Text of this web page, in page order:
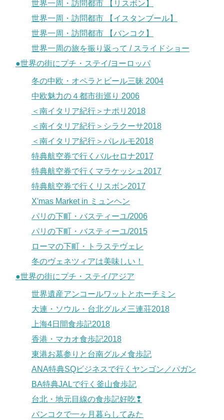
世界一周・訪問都市 【リスボン】
世界一周・訪問都市 【イスタンブール】
世界一周・訪問都市 【バンコク】
世界一周の旅を振り返って / スライドショー
●世界の街にプチ・ステイ/ヨーロッパ
冬の中欧・オペラとビール三昧 2004
中欧魅力の４都市街巡り 2006
＜南イタリア紀行＞ナポリ2018
＜南イタリア紀行＞シラクーサ2018
＜南イタリア紀行＞パレルモ2018
特典航空券で行くバルセロナ2017
特典航空券で行くマラケッシュ2017
特典航空券で行くリスボン2017
X'mas Market in ミュンヘン
パリの下町・バスティーユ/2006
パリの下町・バスティーユ/2015
ローマの下町・トラステヴェレ
冬のヴェネツィアは美味しい！
●世界の街にプチ・ステイ/アジア
世界遺産アンコールワットとホーチミン
大連・ソウル・台北グルメ三連荘2018
上海4日間食歩記2018
香港・マカオ食歩記2018
東港お墓参りと台南グルメ食歩記
ANA特典SQビジネスで行くヤンゴン／パガン
BA特典JALで行く釜山食歩記
台北・地元目線の食歩記好吃❢
バンコクで一ヶ月暮らしてみた